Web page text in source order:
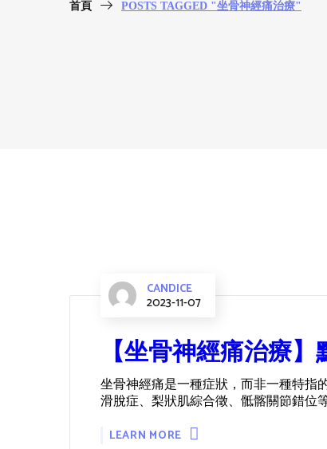
首頁 POSTS TAGGED "坐骨神經痛治療"
CANDICE
2023-11-07
【坐骨神經痛治療
坐骨神經痛是一種症狀，而非一種特指
滑脫症、梨狀肌綜合徵、骶髂關節錯位
LEARN MORE